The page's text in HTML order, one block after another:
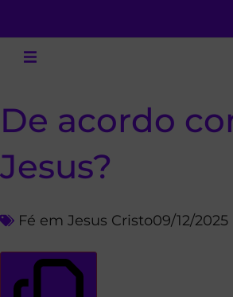
De acordo
Jesus?
Fé em Jesus Cristo09/12/2025